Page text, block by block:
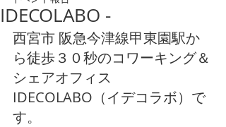
IDECOLABO -
西宮市 阪急今津線甲東園駅か
ら徒歩３０秒のコワーキング＆
シェアオフィス
IDECOLABO（イデコラボ）で
す。